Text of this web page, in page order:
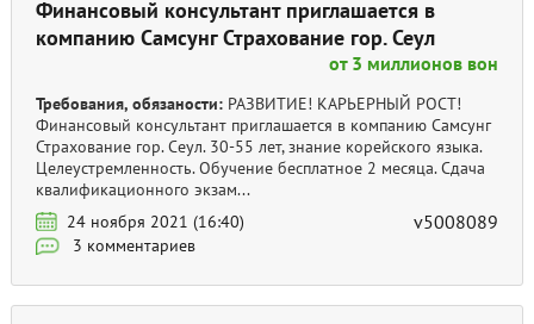
Финансовый консультант приглашается в
компанию Самсунг Страхование гор. Сеул
от 3 миллионов вон
Требования, обязаности: РАЗВИТИЕ! КАРЬЕРНЫЙ РОСТ!
Финансовый консультант приглашается в компанию Самсунг
Страхование гор. Сеул. 30-55 лет, знание корейского языка.
Целеустремленность. Обучение бесплатное 2 месяца. Сдача
квалификационного экзам...
24 ноября 2021 (16:40)
3 комментариев
v5008089